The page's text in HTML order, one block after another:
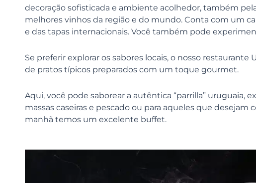
decoração sofisticada e ambiente acolhedor, também
melhores vinhos da região e do mundo. Conta com um
e das tapas internacionais. Você também pode
Se preferir explorar os sabores locais, o nosso restaurante
de pratos típicos preparados com um toque gourmet.
Aqui, você pode saborear a autêntica “parrilla” uruguaia,
massas caseiras e pescado ou para aqueles que desejam
manhã temos um excelente buffet.